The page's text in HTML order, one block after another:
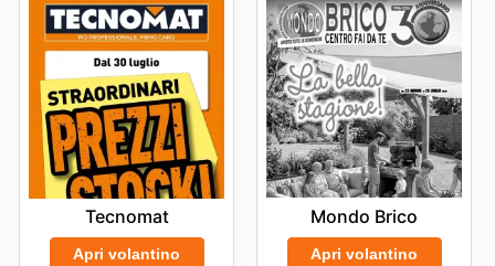
consultazione costante dell'
OBI ade delle diverseOBI
salesdisponibili non solo garantisce un risparmio
tangibile, ma apre anche le porte a un mondo di
ispirazioni e soluzioni per ogni esigenza legata alla casa
e al giardino. Mantenere un occhio vigile sugliOBI
weekly adsè la strategia vincente per trasformare i
propri desideri in realtà, sfruttando al meglio le risorse
disponibili e ottenendo prodotti di alta qualità a prezzi
competitivi. Visita OBI's website today to explore the
best deals and start saving now.
Tecnomat
Apri volantino
Mondo Brico
Apri volantino